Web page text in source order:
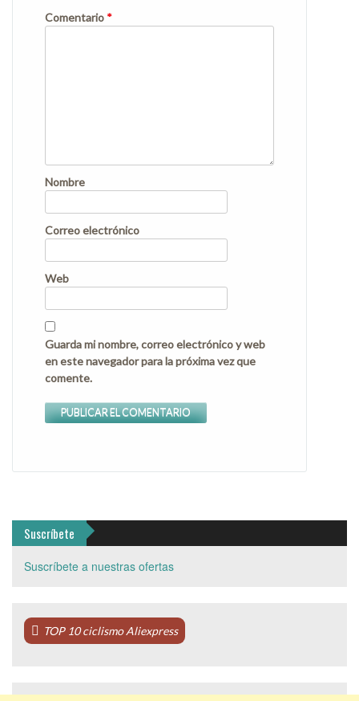
Comentario *
Nombre
Correo electrónico
Web
Guarda mi nombre, correo electrónico y web
en este navegador para la próxima vez que
comente.
Suscríbete
Suscríbete a nuestras ofertas
TOP 10 ciclismo Aliexpress